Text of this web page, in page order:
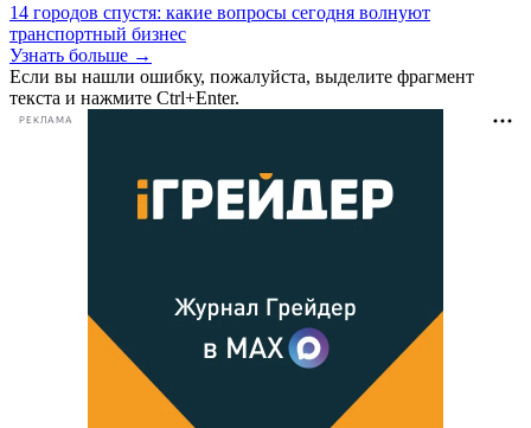
14 городов спустя: какие вопросы сегодня волнуют
транспортный бизнес
Узнать больше →
Если вы нашли ошибку, пожалуйста, выделите фрагмент
текста и нажмите Ctrl+Enter.
РЕКЛАМА